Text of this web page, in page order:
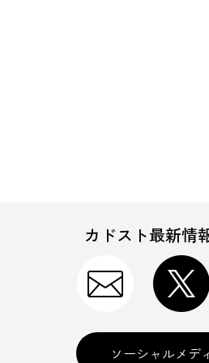
カドスト最新情
ソーシャルメデ